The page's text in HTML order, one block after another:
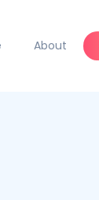
About